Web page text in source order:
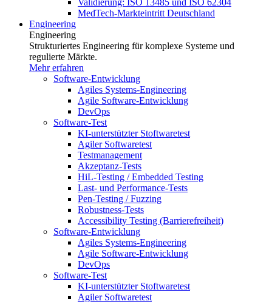
Validierung: ISO 13485 und ISO 62304
MedTech-Markteintritt Deutschland
Engineering
Engineering
Strukturiertes Engineering für komplexe Systeme und
regulierte Märkte.
Mehr erfahren
Software-Entwicklung
Agiles Systems-Engineering
Agile Software-Entwicklung
DevOps
Software-Test
KI-unterstützter Stoftwaretest
Agiler Softwaretest
Testmanagement
Akzeptanz-Tests
HiL-Testing / Embedded Testing
Last- und Performance-Tests
Pen-Testing / Fuzzing
Robustness-Tests
Accessibility Testing (Barrierefreiheit)
Software-Entwicklung
Agiles Systems-Engineering
Agile Software-Entwicklung
DevOps
Software-Test
KI-unterstützter Stoftwaretest
Agiler Softwaretest